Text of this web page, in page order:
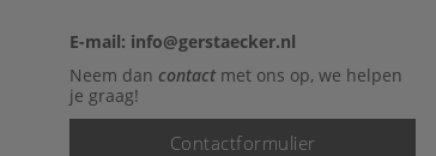
E-mail: info@gerstaecker.nl
Neem dan contactmet ons op, we helpen
je graag!
Contactformulier